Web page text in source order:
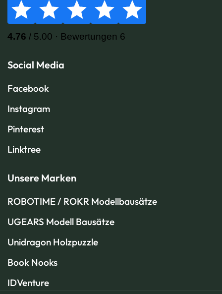
Social Media
Facebook
Instagram
Pinterest
Linktree
Unsere Marken
ROBOTIME / ROKR Modellbausätze
UGEARS Modell Bausätze
Unidragon Holzpuzzle
Book Nooks
IDVenture